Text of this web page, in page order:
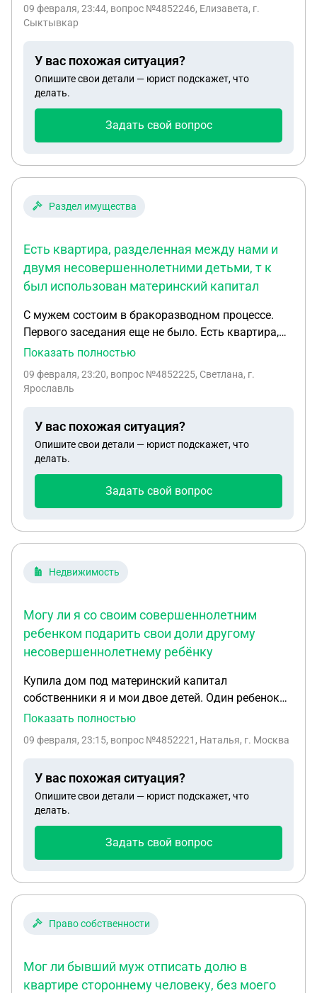
ипотеки, нужно ли разрешение от администрации
09 февраля, 23:44, вопрос №4852246, Елизавета, г.
Сыктывкар
У вас похожая ситуация?
Опишите свои детали — юрист подскажет, что
делать.
Задать свой вопрос
Раздел имущества
Есть квартира, разделенная между нами и
двумя несовершеннолетними детьми, т к
был использован материнский капитал
С мужем состоим в бракоразводном процессе.
Первого заседания еще не было. Есть квартира,
разделенная между нами и двумя
использован материнский капитал. Сегодня
поступает?
Показать полностью
09 февраля, 23:20, вопрос №4852225, Светлана, г.
Ярославль
У вас похожая ситуация?
Опишите свои детали — юрист подскажет, что
делать.
Задать свой вопрос
Недвижимость
Могу ли я со своим совершеннолетним
ребенком подарить свои доли другому
несовершеннолетнему ребёнку
Купила дом под материнский капитал
собственники я и мои двое детей. Один ребенок
стал совершеннолетним другой ещё нет. Могу ли
подарить свои доли другому
отказаться от своих долей в пользу
несовершеннолетнего ребенка
Показать полностью
09 февраля, 23:15, вопрос №4852221, Наталья, г. Москва
У вас похожая ситуация?
Опишите свои детали — юрист подскажет, что
делать.
Задать свой вопрос
Право собственности
Мог ли бывший муж отписать долю в
квартире стороннему человеку, без моего